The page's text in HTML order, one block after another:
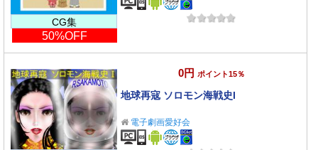
CG集
50%OFF
0円 ポイント15％
地球再寇 ソロモン海戦史I
電子劇画愛好会